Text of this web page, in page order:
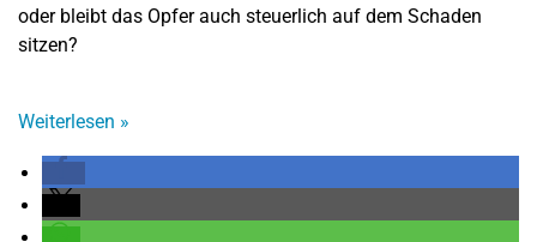
oder bleibt das Opfer auch steuerlich auf dem Schaden
sitzen?
Weiterlesen »